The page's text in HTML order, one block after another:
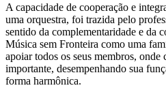
A capacidade de cooperação e
uma orquestra, foi trazida pelo
sentido da complementaridade e da
Música sem Fronteira como uma
apoiar todos os seus membros, onde
importante, desempenhando sua
forma harmônica.